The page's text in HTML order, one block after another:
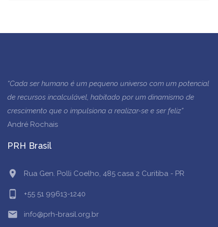
“Cada ser humano é um pequeno universo com um potencial
de recursos incalculável, habitado por um dinamismo de
crescimento que o impulsiona a realizar-se e ser feliz”
André Rochais
PRH Brasil
location_on Rua Gen. Polli Coelho, 485 casa 2 Curitiba - PR
phone_android +55 51 99613-1240
email info@prh-brasil.org.br